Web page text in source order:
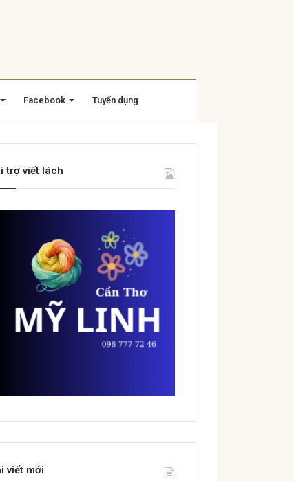
Facebook Tuyển dụng
trợ viết lách
viết mới